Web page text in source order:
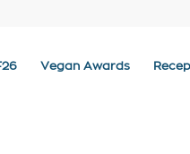
Vegan Awards